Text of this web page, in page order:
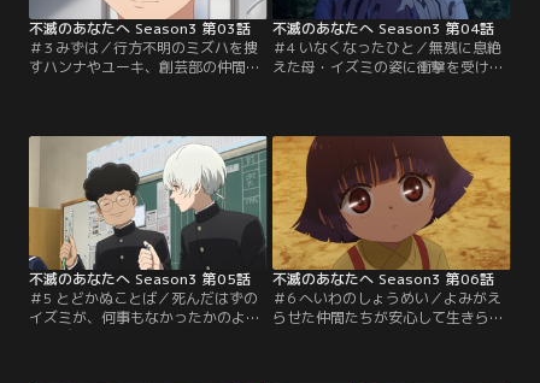
不滅のあなたへ Season3 第03話
＃3 みずは／行方不明のミズハを捜
すハンナやユーキ、創芸部の仲間た
家で先祖の話を知ることとなったミ
ズハ。心の内に、フシへの思いが静
かに芽生える。しかし、突如として
彼女に起こる悲劇。きっかけは、母
から娘への贈り物だった。
不滅のあなたへ Season3 第04話
＃4 いなくなったひと／無残に息絶
えた母・イズミの姿に衝撃を受け、
セ一族との因縁にとらわれることな
く彼女に手を差し伸べる。しかし翌
朝、驚くべき事実が……。何も知ら
ないトナリたちはミズハの存在をど
う受け止めるのか。
不滅のあなたへ Season3 第05話
＃5 とどかぬことば／死んだはずの
イズミが、何事もなかったかのよう
にミズハの母として暮らしている。
不滅のあなたへ Season3 第06話
＃6 へいわのしょうめい／よみがえ
らせた仲間たちが安心して生きられ